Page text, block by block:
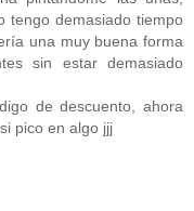
tengo demasiado tiempo
una muy buena forma
sin estar demasiado
de descuento, ahora
pico en algo jjj